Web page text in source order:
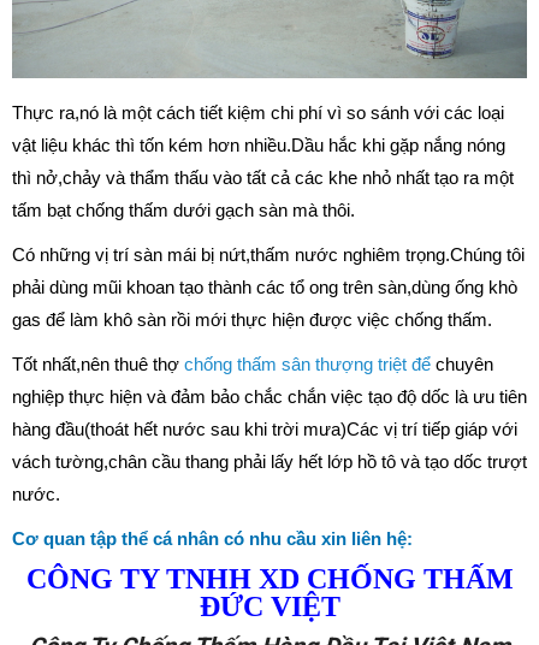
Thực ra,nó là một cách tiết kiệm chi phí vì so sánh với các loại
vật liệu khác thì tốn kém hơn nhiều.Dầu hắc khi gặp nắng nóng
thì nở,chảy và thẩm thấu vào tất cả các khe nhỏ nhất tạo ra một
tấm bạt chống thấm dưới gạch sàn mà thôi.
Có những vị trí sàn mái bị nứt,thấm nước nghiêm trọng.Chúng tôi
phải dùng mũi khoan tạo thành các tổ ong trên sàn,dùng ống khò
gas để làm khô sàn rồi mới thực hiện được việc chống thấm.
Tốt nhất,nên thuê thợ chống thấm sân thượng triệt để chuyên
nghiệp thực hiện và đảm bảo chắc chắn việc tạo độ dốc là ưu tiên
hàng đầu(thoát hết nước sau khi trời mưa)Các vị trí tiếp giáp với
vách tường,chân cầu thang phải lấy hết lớp hồ tô và tạo dốc trượt
nước.
Cơ quan tập thể cá nhân có nhu cầu xin liên hệ:
CÔNG TY TNHH XD CHỐNG THẤM
ĐỨC VIỆT